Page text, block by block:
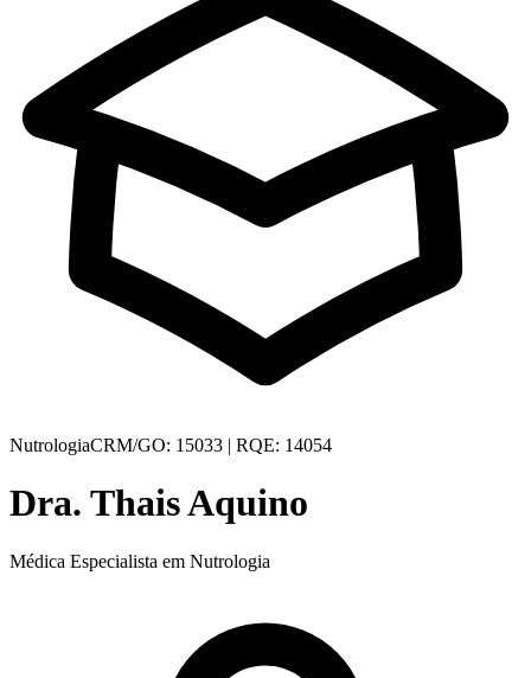
NutrologiaCRM/GO: 15033 | RQE: 14054
Dra. Thais Aquino
Médica Especialista em Nutrologia